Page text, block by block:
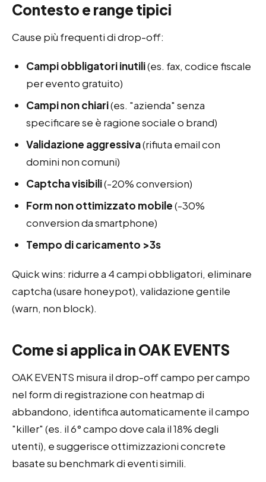
Contesto e range tipici
Cause più frequenti di drop-off:
Campi obbligatori inutili(es. fax, codice fiscale
per evento gratuito)
Campi non chiari(es. "azienda" senza
specificare se è ragione sociale o brand)
Validazione aggressiva(rifiuta email con
domini non comuni)
Captcha visibili(-20% conversion)
Form non ottimizzato mobile(-30%
conversion da smartphone)
Tempo di caricamento >3s
Quick wins: ridurre a 4 campi obbligatori, eliminare
captcha (usare honeypot), validazione gentile
(warn, non block).
Come si applica in OAK EVENTS
OAK EVENTS misura il drop-off campo per campo
nel form di registrazione con heatmap di
abbandono, identifica automaticamente il campo
"killer" (es. il 6° campo dove cala il 18% degli
utenti), e suggerisce ottimizzazioni concrete
basate su benchmark di eventi simili.